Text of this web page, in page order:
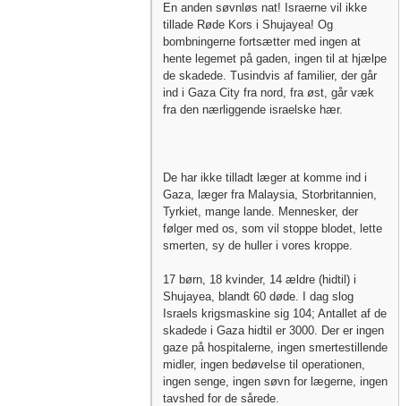
En anden søvnløs nat! Israerne vil ikke
tillade Røde Kors i Shujayea! Og
bombningerne fortsætter med ingen at
hente legemet på gaden, ingen til at hjælpe
de skadede. Tusindvis af familier, der går
ind i Gaza City fra nord, fra øst, går væk
fra den nærliggende israelske hær.
De har ikke tilladt læger at komme ind i
Gaza, læger fra Malaysia, Storbritannien,
Tyrkiet, mange lande. Mennesker, der
følger med os, som vil stoppe blodet, lette
smerten, sy de huller i vores kroppe.
17 børn, 18 kvinder, 14 ældre (hidtil) i
Shujayea, blandt 60 døde. I dag slog
Israels krigsmaskine sig 104; Antallet af de
skadede i Gaza hidtil er 3000. Der er ingen
gaze på hospitalerne, ingen smertestillende
midler, ingen bedøvelse til operationen,
ingen senge, ingen søvn for lægerne, ingen
tavshed for de sårede.